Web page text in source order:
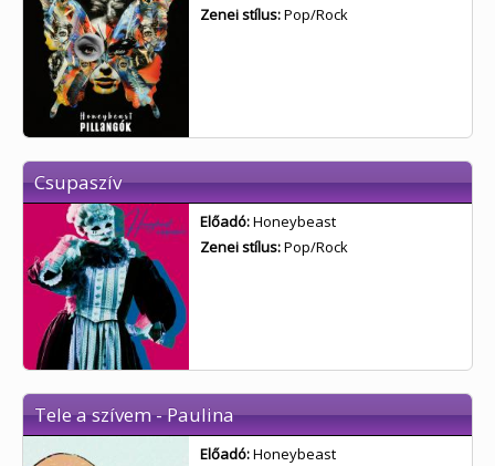
Zenei stílus:Pop/Rock
Csupaszív
Előadó:Honeybeast
Zenei stílus:Pop/Rock
Tele a szívem - Paulina
Előadó:Honeybeast